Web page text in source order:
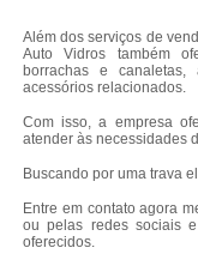
Além dos serviços de
Auto Vidros também
borrachas e
acessórios relacionados.
Com isso, a empresa
atender às necessidades
Buscando por uma trava
Entre em contato agora
ou pelas redes sociais
oferecidos.